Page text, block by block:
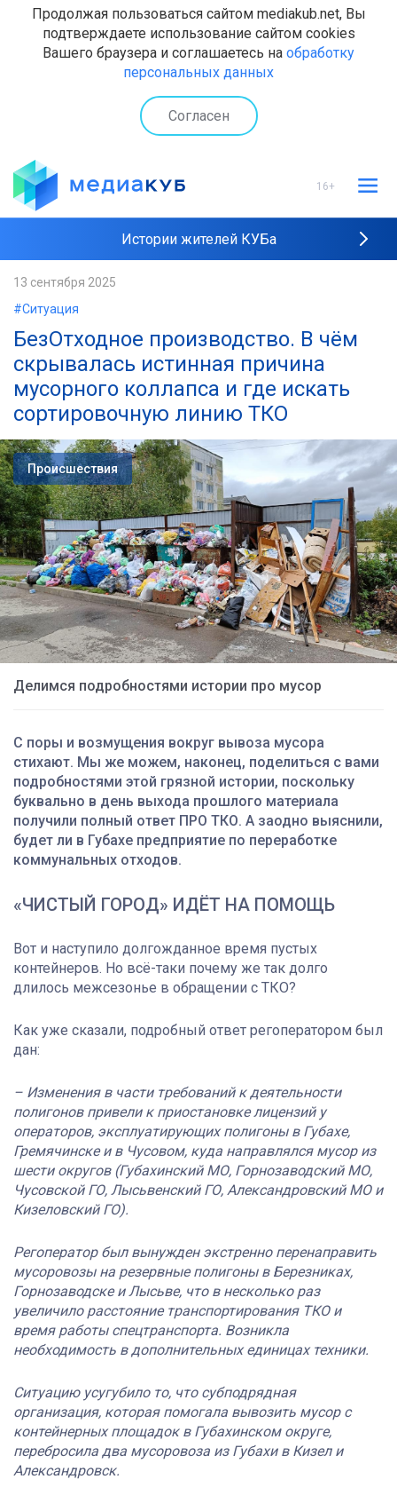
Продолжая пользоваться сайтом mediakub.net, Вы
подтверждаете использование сайтом cookies
Вашего браузера и соглашаетесь на обработку
персональных данных
Согласен
16+
Истории жителей КУБа
13 сентября 2025
#Ситуация
БезОтходное производство. В чём
скрывалась истинная причина
мусорного коллапса и где искать
сортировочную линию ТКО
Происшествия
Делимся подробностями истории про мусор
С поры и возмущения вокруг вывоза мусора
стихают. Мы же можем, наконец, поделиться с вами
подробностями этой грязной истории, поскольку
буквально в день выхода прошлого материала
получили полный ответ ПРО ТКО. А заодно выяснили,
будет ли в Губахе предприятие по переработке
коммунальных отходов.
«ЧИСТЫЙ ГОРОД» ИДЁТ НА ПОМОЩЬ
Вот и наступило долгожданное время пустых
контейнеров. Но всё-таки почему же так долго
длилось межсезонье в обращении с ТКО?
Как уже сказали, подробный ответ регоператором был
дан:
– Изменения в части требований к деятельности
полигонов привели к приостановке лицензий у
операторов, эксплуатирующих полигоны в Губахе,
Гремячинске и в Чусовом, куда направлялся мусор из
шести округов (Губахинский МО, Горнозаводский МО,
Чусовской ГО, Лысьвенский ГО, Александровский МО и
Кизеловский ГО).
Регоператор был вынужден экстренно перенаправить
мусоровозы на резервные полигоны в Березниках,
Горнозаводске и Лысьве, что в несколько раз
увеличило расстояние транспортирования ТКО и
время работы спецтранспорта. Возникла
необходимость в дополнительных единицах техники.
Ситуацию усугубило то, что субподрядная
организация, которая помогала вывозить мусор с
контейнерных площадок в Губахинском округе,
перебросила два мусоровоза из Губахи в Кизел и
Александровск.